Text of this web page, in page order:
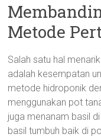
Metode
Salah satu hal
adalah kesempatan
metode hidroponik
menggunakan pot
juga menanam basil
basil tumbuh baik di